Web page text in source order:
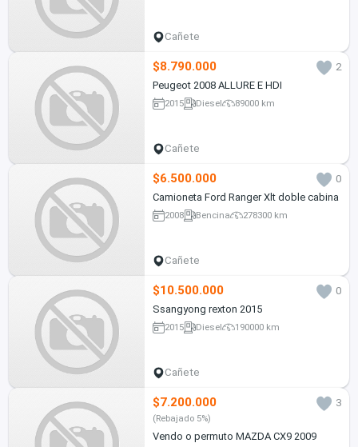
Cañete
$8.790.000
2
Peugeot 2008 ALLURE E HDI
2015 Diesel 89000 km
Cañete
$6.500.000
0
Camioneta Ford Ranger Xlt doble cabina
2008 Bencina 278300 km
Cañete
$10.500.000
0
Ssangyong rexton 2015
2015 Diesel 190000 km
Cañete
$7.200.000 3
(Rebajado 5%)
Vendo o permuto MAZDA CX9 2009